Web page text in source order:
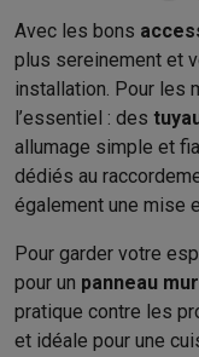
Sport & Loisirs
Outlet
Outlet
Toutes nos
Avec les bons
plus sereinement et
installation. Pour les
l’essentiel : des
allumage simple et
dédiés au
également une mise
Pour garder votre
pour un panneau
pratique contre les
et idéale pour une